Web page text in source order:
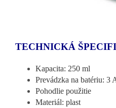
TECHNICKÁ
Kapacita: 250 ml
Prevádzka na batériu: 3
Pohodlie použitie
Materiál: plast